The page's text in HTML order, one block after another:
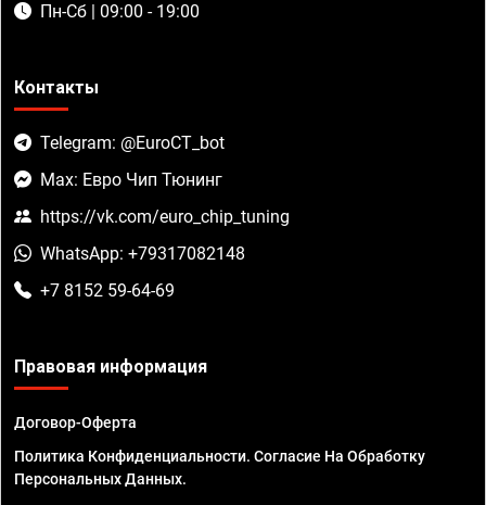
Пн-Сб | 09:00 - 19:00
Контакты
Telegram: @EuroCT_bot
Max: Евро Чип Тюнинг
https://vk.com/euro_chip_tuning
WhatsApp: +79317082148
+7 8152 59-64-69
Правовая информация
Договор-Оферта
Политика Конфиденциальности. Согласие На Обработку
Персональных Данных.